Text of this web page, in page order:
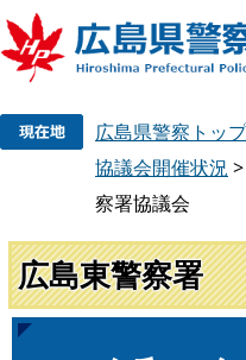
頭
で
す
。
飛
ば
し
て
広島県警察トップ
協議会開催状況 >
察署協議会
広島東警察署